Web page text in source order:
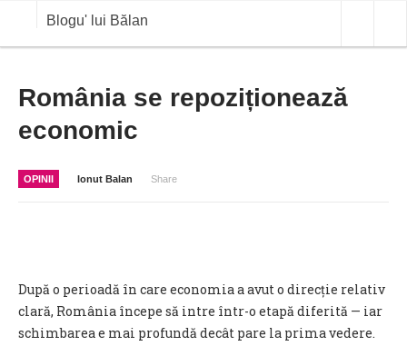
Blogu' lui Bălan
ANALIZE
COTATII BVB
România se repoziționează
economic
OPINII Ionut Balan Share
După o perioadă în care economia a avut o direcție relativ
clară, România începe să intre într-o etapă diferită — iar
schimbarea e mai profundă decât pare la prima vedere.